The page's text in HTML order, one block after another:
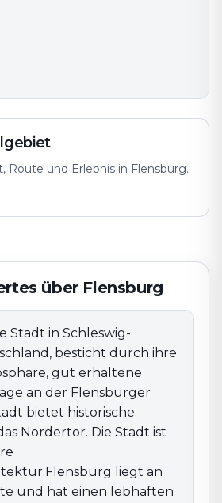
Route und Erlebnis in Flensburg.
in Schleswig-Holstein,
durch ihre maritime
liegt an der
anzieht. Die Förde und
zum Baden und
bietet Geschäfte, Restaurants
Küche. Der Flensburger
dem Südermarkt ist zur
beliebter Treffpunkt.Flensburg
Events wie das Flensburger
Regatta. Genießen Sie die
an der Ostsee in Flensburg.
über Flensburg
Stadt in Schleswig-
besticht durch ihre
gut erhaltene
an der Flensburger
bietet historische
Nordertor. Die Stadt ist
liegt an
und hat einen lebhaften